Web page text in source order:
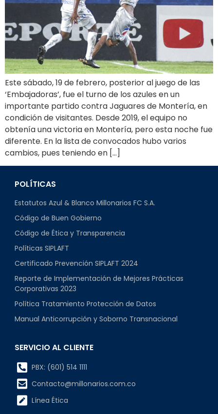
Este sábado, 19 de febrero, posterior al juego de las
‘Embajadoras’, fue el turno de los azules en un
importante partido contra Jaguares de Montería, en
condición de visitantes. Desde 2019, el equipo no
obtenía una victoria en Montería, pero esta noche fue
diferente. En la lista de convocados hubo varios
cambios, pues teniendo en […]
POLÍTICAS
Estatutos Azul & Blanco Millonarios FC S.A.
Código de Buen Gobierno
Código de Ética y Transparencia
Políticas SIPLAFT
Certificado Prevención SIPLAFT 2024
Reporte de Implementación de Mejores Prácticas
Corporativas 2023
Política Tratamiento Protección de Datos
Manual Anticorrupción y Soborno Transnacional
SERVICIO AL CLIENTE
PBX: (601) 514 1111
Contacto@millonarios.com.co
Línea Ética